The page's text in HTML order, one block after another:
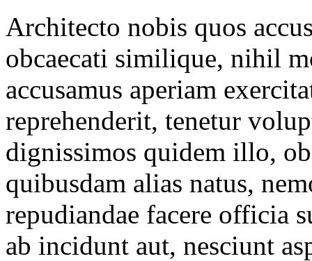
Architecto nobis quos
obcaecati similique, nihil
accusamus aperiam
reprehenderit, tenetur
dignissimos quidem illo,
quibusdam alias natus,
repudiandae facere officia
ab incidunt aut, nesciunt